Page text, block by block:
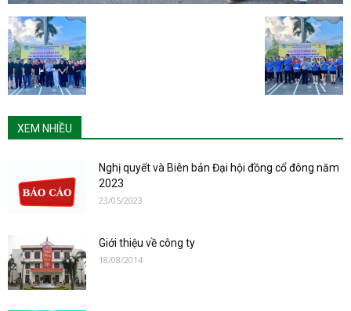
XEM NHIỀU
Nghị quyết và Biên bản Đại hội đồng cổ đông năm
2023
23/05/2023
Giới thiệu về công ty
18/08/2014